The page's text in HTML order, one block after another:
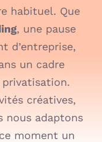
habituel. Que
, une pause
d’entreprise,
un cadre
privatisation.
créatives,
nous adaptons
moment un